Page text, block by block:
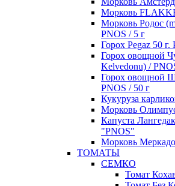
Морковь
Морковь Родос
PNOS / 5 г
Горох Pegaz 50 г.
Горох овощной
Kelvedonu) /
Горох овощной
PNOS / 50 г
Кукуруза
Морковь
Капуста
"PNOS"
Морковь
ТОМАТЫ
СЕМКО
Томат